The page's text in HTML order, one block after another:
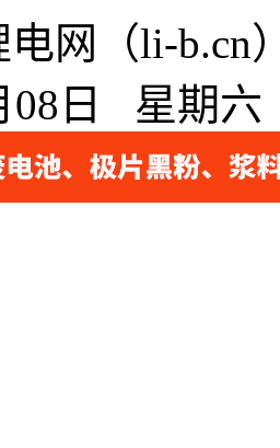
网（li-b.cn
08日 星期